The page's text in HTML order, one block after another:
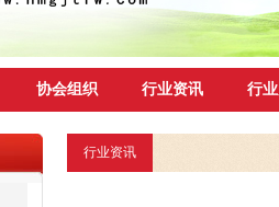
协会组织 行业资讯 行
行业资讯